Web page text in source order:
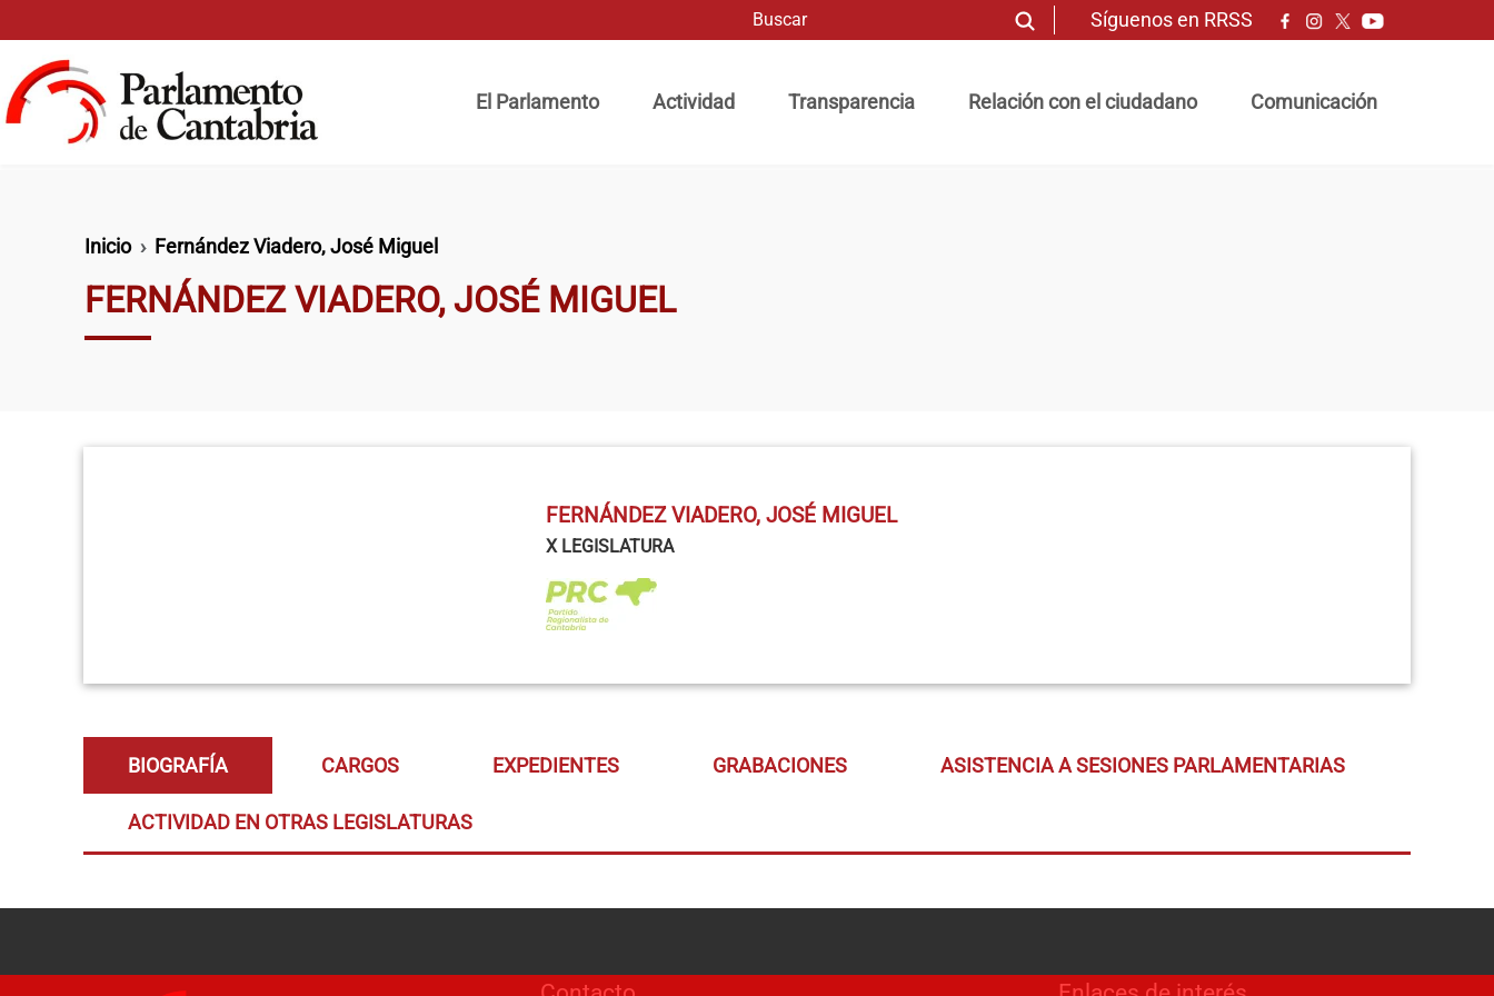
Síguenos en RRSS
El Parlamento
Actividad Transparencia Relación con el ciudadano Comunicación
Ruta de navegación
Inicio Fernández Viadero, José Miguel
FERNÁNDEZ VIADERO, JOSÉ MIGUEL
FERNÁNDEZ VIADERO, JOSÉ MIGUEL
X LEGISLATURA
BIOGRAFÍA CARGOS EXPEDIENTES GRABACIONES ASISTENCIA A SESIONES PARLAMENTARIAS
ACTIVIDAD EN OTRAS LEGISLATURAS